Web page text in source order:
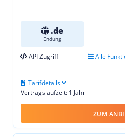
.de
Endung
API Zugriff Alle
Vertragslaufzeit: 1 Jahr
Tarifdetails
ZUM